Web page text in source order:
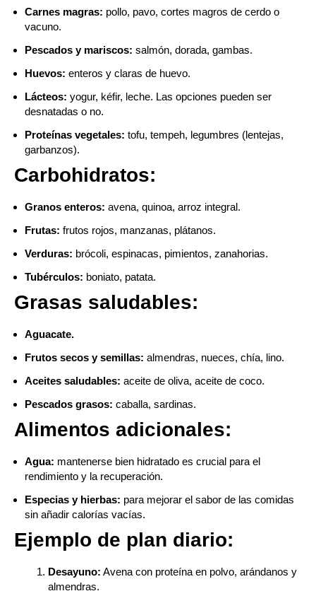
Carnes magras: pollo, pavo, cortes magros de cerdo o
vacuno.
Pescados y mariscos: salmón, dorada, gambas.
Huevos: enteros y claras de huevo.
Lácteos: yogur, kéfir, leche. Las opciones pueden ser
desnatadas o no.
Proteínas vegetales: tofu, tempeh, legumbres (lentejas,
garbanzos).
Carbohidratos:
Granos enteros: avena, quinoa, arroz integral.
Frutas: frutos rojos, manzanas, plátanos.
Verduras: brócoli, espinacas, pimientos, zanahorias.
Tubérculos: boniato, patata.
Grasas saludables:
Aguacate.
Frutos secos y semillas: almendras, nueces, chía, lino.
Aceites saludables: aceite de oliva, aceite de coco.
Pescados grasos: caballa, sardinas.
Alimentos adicionales:
Agua: mantenerse bien hidratado es crucial para el
rendimiento y la recuperación.
Especias y hierbas: para mejorar el sabor de las comidas
sin añadir calorías vacías.
Ejemplo de plan diario:
Desayuno: Avena con proteína en polvo, arándanos y
almendras.